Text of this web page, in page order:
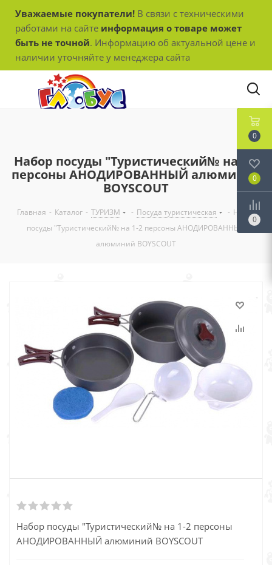
Уважаемые покупатели! В связи с техническими
работами на сайте информация о товаре может
быть не точной. Информацию об актуальной цене и
наличии уточняйте у менеджера сайта
Набор посуды "Туристический№ на 1-2
персоны АНОДИРОВАННЫЙ алюминий
BOYSCOUT
Главная - Каталог - ТУРИЗМ - Посуда туристическая - Набор
посуды "Туристический№ на 1-2 персоны АНОДИРОВАННЫЙ
алюминий BOYSCOUT
Набор посуды "Туристический№ на 1-2 персоны
АНОДИРОВАННЫЙ алюминий BOYSCOUT
0
0
0